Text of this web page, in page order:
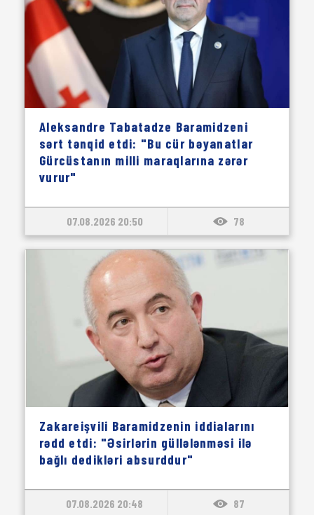
Aleksandre Tabatadze Baramidzeni
sərt tənqid etdi: "Bu cür bəyanatlar
Gürcüstanın milli maraqlarına zərər
vurur"
07.08.2026 20:50 78
Zakareişvili Baramidzenin iddialarını
rədd etdi: "Əsirlərin güllələnməsi ilə
bağlı dedikləri absurddur"
07.08.2026 20:48 87